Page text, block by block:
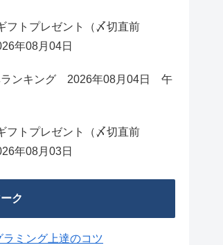
フトプレゼント（〆切直前
年08月04日
ランキング 2026年08月04日 午
フトプレゼント（〆切直前
年08月03日
ク
ラミング上達のコツ